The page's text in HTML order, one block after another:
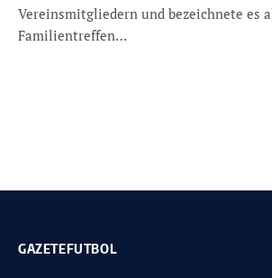
Vereinsmitgliedern und bezeichnete es
Familientreffen…
GAZETEFUTBOL